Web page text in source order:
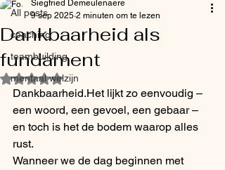
All posts
coaching
teambuilding
mentaal welzijn
Dankbaarheid als
fundament
Siegfried Demeulenaere
9 sep 2025 2 minuten om te lezen
Beoordeeld met NaN uit 5 sterren.
Dankbaarheid.Het lijkt zo eenvoudig –
een woord, een gevoel, een gebaar –
en toch is het de bodem waarop alles
rust.
Wanneer we de dag beginnen met